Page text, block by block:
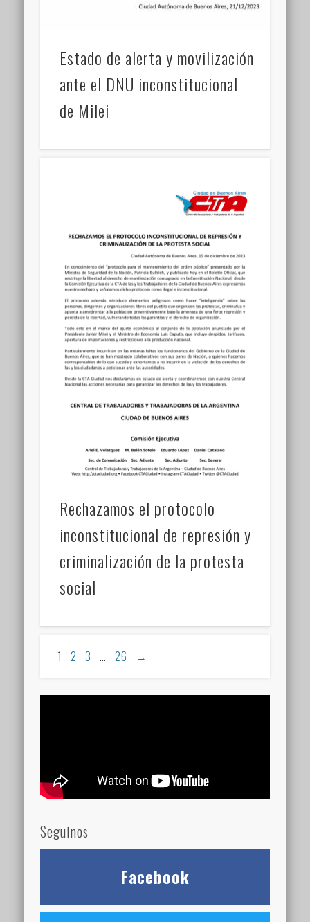
Estado de alerta y movilización
ante el DNU inconstitucional
de Milei
Rechazamos el protocolo
inconstitucional de represión y
criminalización de la protesta
social
1 2 3 … 26 →
Seguinos
Facebook